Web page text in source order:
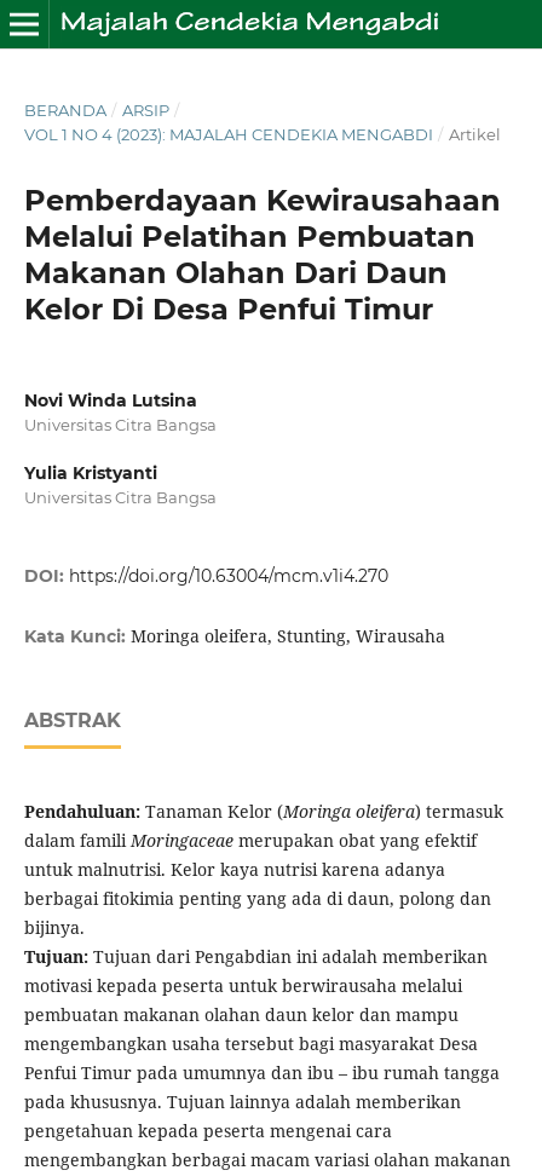
BERANDA / ARSIP /
VOL 1 NO 4 (2023): MAJALAH CENDEKIA MENGABDI / Artikel
Pemberdayaan Kewirausahaan
Melalui Pelatihan Pembuatan
Makanan Olahan Dari Daun
Kelor Di Desa Penfui Timur
Novi Winda Lutsina
Universitas Citra Bangsa
Yulia Kristyanti
Universitas Citra Bangsa
DOI: https://doi.org/10.63004/mcm.v1i4.270
Kata Kunci: Moringa oleifera, Stunting, Wirausaha
ABSTRAK
Pendahuluan:Tanaman Kelor (Moringa oleifera) termasuk
dalam familiMoringaceaemerupakan obat yang efektif
untuk malnutrisi. Kelor kaya nutrisi karena adanya
berbagai fitokimia penting yang ada di daun, polong dan
bijinya.
Tujuan:Tujuan dari Pengabdian ini adalah memberikan
motivasi kepada peserta untuk berwirausaha melalui
pembuatan makanan olahan daun kelor dan mampu
mengembangkan usaha tersebut bagi masyarakat Desa
Penfui Timur pada umumnya dan ibu – ibu rumah tangga
pada khususnya. Tujuan lainnya adalah memberikan
pengetahuan kepada peserta mengenai cara
mengembangkan berbagai macam variasi olahan makanan